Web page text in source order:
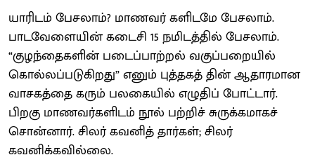
யாரிடம் பேசலாம்? மாணவர் களிடமே பேசலாம்.
பாடவேளையின் கடைசி 15 நமிடத்தில் பேசலாம்.
“குழந்தைகளின் படைப்பாற்றல் வகுப்பறையில்
கொல்லப்படுகிறது” எனும் புத்தகத் தின் ஆதாரமான
வாசகத்தை கரும் பலகையில் எழுதிப் போட்டார்.
பிறகு மாணவர்களிடம் நூல் பற்றிச் சுருக்கமாகச்
சொன்னார். சிலர் கவனித் தார்கள்; சிலர்
கவனிக்கவில்லை.